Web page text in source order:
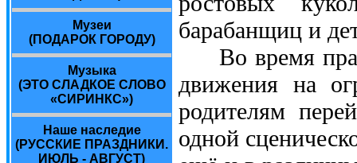
Музеи
(ПОДАРОК ГОРОДУ)
Музыка
(ЭТО СЛАДКОЕ СЛОВО
«СИРИНКС»)
Наше наследие
(РУССКИЕ ПРАЗДНИКИ.
ИЮЛЬ - АВГУСТ)
барабанщиц и
Во время
движения на
родителям
одной